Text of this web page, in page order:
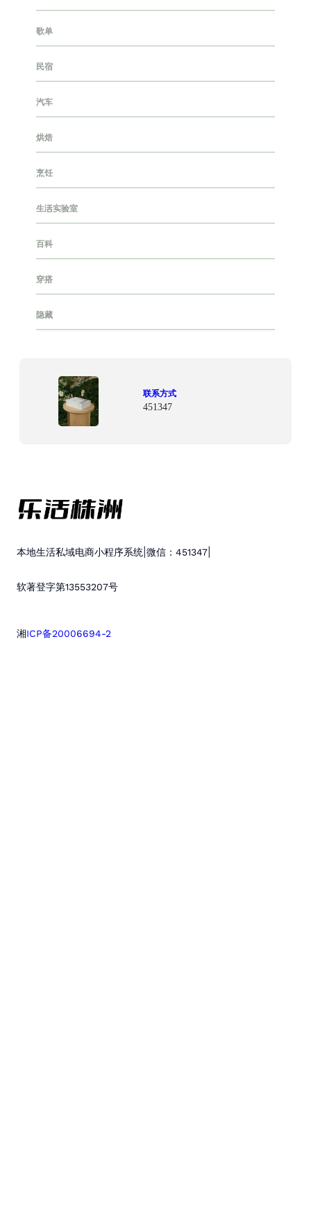
歌单
民宿
汽车
烘焙
烹饪
生活实验室
百科
穿搭
隐藏
联系方式
451347
本地生活私域电商小程序系统 微信：451347
软著登字第13553207号
湘ICP备20006694-2